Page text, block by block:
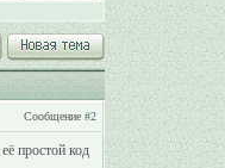
Сообщение #2
простой код